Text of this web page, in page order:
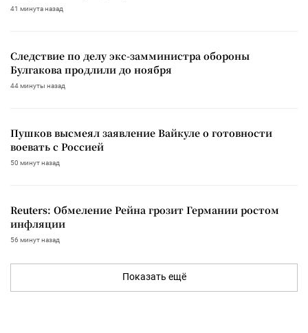
41 минута назад
Следствие по делу экс-замминистра обороны
Булгакова продлили до ноября
44 минуты назад
Пушков высмеял заявление Вайкуле о готовности
воевать с Россией
50 минут назад
Reuters: Обмеление Рейна грозит Германии ростом
инфляции
56 минут назад
Показать ещё